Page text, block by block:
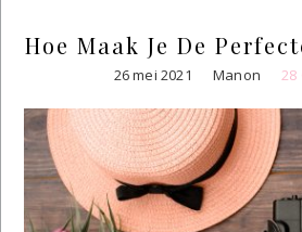
Hoe Maak Je De
26 mei 2021 Manon 28